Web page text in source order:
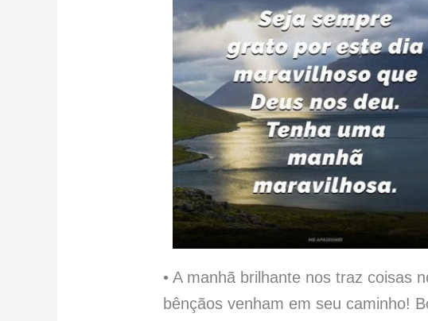
• A manhã brilhante nos traz coisas
bênçãos venham em seu caminho!